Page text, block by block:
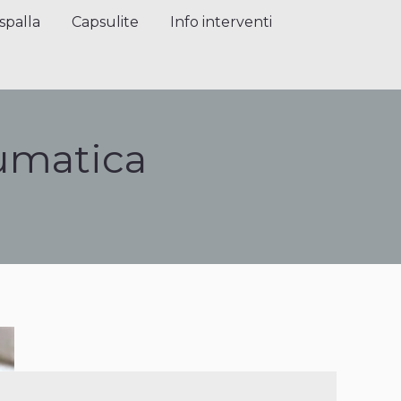
Capsulite Info interventi
Capsulite Info interventi